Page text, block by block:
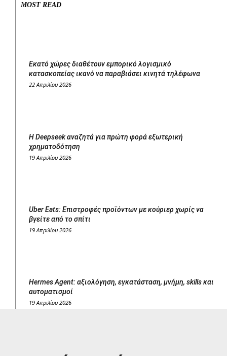
MOST READ
Εκατό χώρες διαθέτουν εμπορικό λογισμικό
κατασκοπείας ικανό να παραβιάσει κινητά τηλέφωνα
22 Απριλίου 2026
Η Deepseek αναζητά για πρώτη φορά εξωτερική
χρηματοδότηση
19 Απριλίου 2026
Uber Eats: Επιστροφές προϊόντων με κούριερ χωρίς να
βγείτε από το σπίτι
19 Απριλίου 2026
Hermes Agent: αξιολόγηση, εγκατάσταση, μνήμη, skills και
αυτοματισμοί
19 Απριλίου 2026